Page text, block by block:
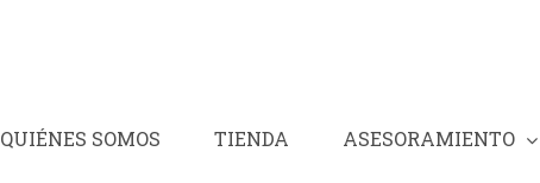
QUIÉNES SOMOS TIENDA ASESORAMIENTO